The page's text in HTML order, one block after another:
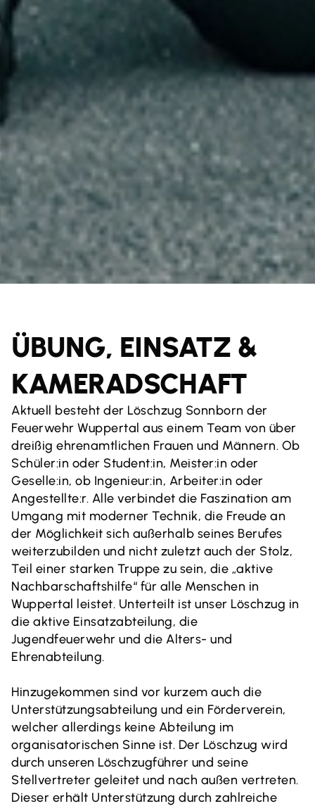
ÜBUNG, EINSATZ &
KAMERADSCHAFT
Aktuell besteht der Löschzug Sonnborn der
Feuerwehr Wuppertal aus einem Team von über
dreißig ehrenamtlichen Frauen und Männern. Ob
Schüler:in oder Student:in, Meister:in oder
Geselle:in, ob Ingenieur:in, Arbeiter:in oder
Angestellte:r. Alle verbindet die Faszination am
Umgang mit moderner Technik, die Freude an
der Möglichkeit sich außerhalb seines Berufes
weiterzubilden und nicht zuletzt auch der Stolz,
Teil einer starken Truppe zu sein, die „aktive
Nachbarschaftshilfe“ für alle Menschen in
Wuppertal leistet. Unterteilt ist unser Löschzug in
die aktive Einsatzabteilung, die
Jugendfeuerwehr und die Alters- und
Ehrenabteilung.
Hinzugekommen sind vor kurzem auch die
Unterstützungsabteilung und ein Förderverein,
welcher allerdings keine Abteilung im
organisatorischen Sinne ist. Der Löschzug wird
durch unseren Löschzugführer und seine
Stellvertreter geleitet und nach außen vertreten.
Dieser erhält Unterstützung durch zahlreiche